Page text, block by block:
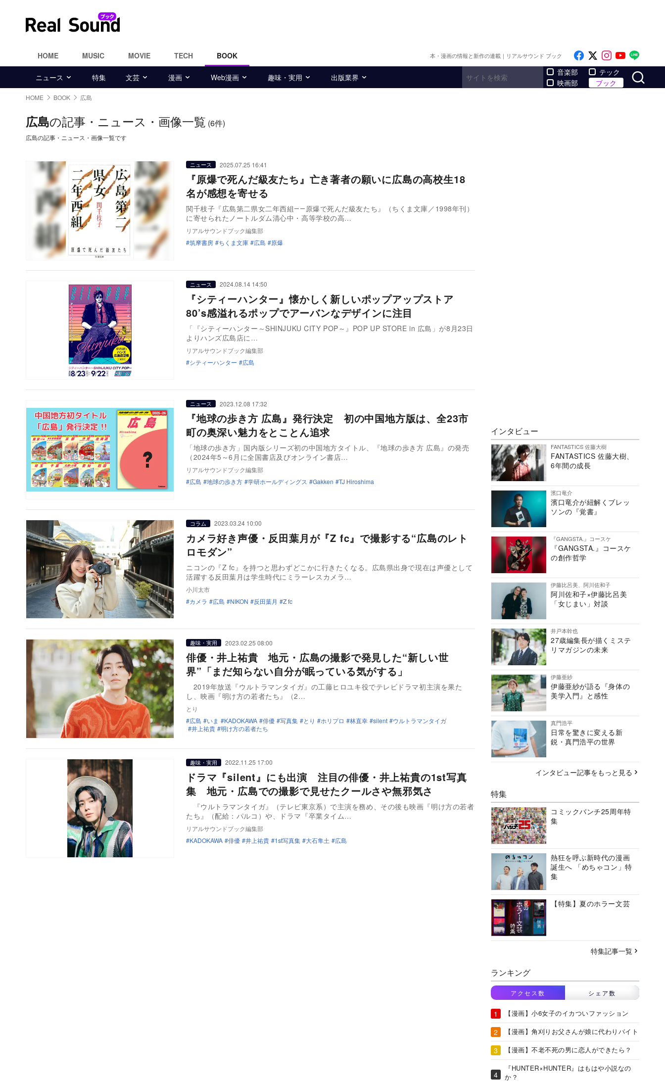
HOME MUSIC MOVIE TECH BOOK 本・漫画の情報と新作の連載｜リアルサウンド ブック Like on Facebook
Follow on x
Follow on
Follow
ニュース 特集 文芸 漫画 Web漫画 趣味・実用 出版業界
音楽部
映画部
テック
ブック
HOME BOOK 広島
広島の記事・ニュース・画像一覧 (6件)
広島の記事・ニュース・画像一覧です
ニュース 2025.07.25 16:41
『原爆で死んだ級友たち』亡き著者の願いに広島の高校生18
名が感想を寄せる
関千枝子『広島第二県女二年西組――原爆で死んだ級友たち』（ちくま文庫／1998年刊）
に寄せられたノートルダム清心中・高等学校の高…
リアルサウンドブック編集部
筑摩書房
ちくま文庫 広島 原爆
ニュース 2024.08.14 14:50
『シティーハンター』懐かしく新しいポップアップストア
80’s感溢れるポップでアーバンなデザインに注目
「『シティーハンター～SHINJUKU CITY POP～』POP UP STORE in 広島」が8月23日
よりハンズ広島店に…
リアルサウンドブック編集部
シティーハンター
広島
ニュース 2023.12.08 17:32
『地球の歩き方 広島』発行決定 初の中国地方版は、全23市
町の奥深い魅力をとことん追求
「地球の歩き方」国内版シリーズ初の中国地方タイトル、『地球の歩き方 広島』の発売
（2024年5～6月に全国書店及びオンライン書店…
リアルサウンドブック編集部
広島
地球の歩き方 学研ホールディングス Gakken TJ Hiroshima
コラム 2023.03.24 10:00
カメラ好き声優・反田葉月が『Z fc』で撮影する“広島のレト
ロモダン”
ニコンの『Z fc』を持つと思わずどこかに行きたくなる。広島県出身で現在は声優として
活躍する反田葉月は学生時代にミラーレスカメラ…
小川太市
カメラ
広島 NIKON 反田葉月 Z fc
趣味・実用 2023.02.25 08:00
俳優・井上祐貴 地元・広島の撮影で発見した“新しい世
界”「まだ知らない自分が眠っている気がする」
2019年放送『ウルトラマンタイガ』の工藤ヒロユキ役でテレビドラマ初主演を果た
し、映画『明け方の若者たち』（2…
とり
広島
いま KADOKAWA 俳優 写真集 とり ホリプロ 林直幸 silent
ウルトラマンタイガ
井上祐貴
明け方の若者たち
趣味・実用 2022.11.25 17:00
ドラマ『silent』にも出演 注目の俳優・井上祐貴の1st写真
集 地元・広島での撮影で見せたクールさや無邪気さ
『ウルトラマンタイガ』（テレビ東京系）で主演を務め、その後も映画『明け方の若者
たち』（配給：パルコ）や、ドラマ『卒業タイム…
リアルサウンドブック編集部
KADOKAWA
俳優 井上祐貴 1st写真集 大石隼土 広島
インタビュー
FANTASTICS 佐藤大樹
FANTASTICS 佐藤大樹、
6年間の成長
濱口竜介
濱口竜介が紐解くブレッ
ソンの『覚書』
『GANGSTA.』コースケ
『GANGSTA.』コースケ
の創作哲学
伊藤比呂美、阿川佐和子
阿川佐和子×伊藤比呂美
「女じまい」対談
井戸本幹也
27歳編集長が描くミステ
リマガジンの未来
伊藤亜紗
伊藤亜紗が語る『身体の
美学入門』と感性
真門浩平
日常を驚きに変える新
鋭・真門浩平の世界
インタビュー記事をもっと見る
特集
コミックバンチ25周年特
集
熱狂を呼ぶ新時代の漫画
誕生へ 「めちゃコン」特
集
【特集】夏のホラー文芸
特集記事一覧
ランキング
アクセス数 シェア数
【漫画】小6女子のイカついファッション
【漫画】角刈りお父さんが娘に代わりバイト
【漫画】不老不死の男に恋人ができたら？
『HUNTER×HUNTER』はもはや小説なの
か？